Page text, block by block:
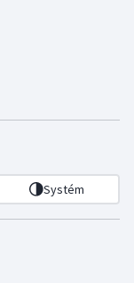
Systém